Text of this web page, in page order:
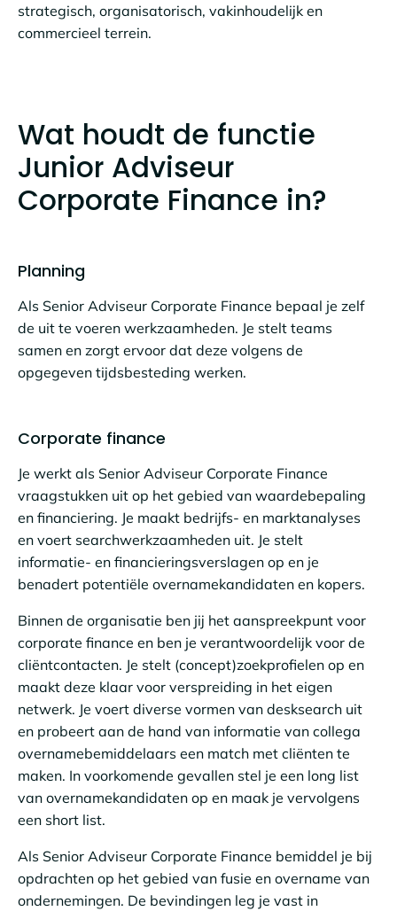
strategisch, organisatorisch, vakinhoudelijk en
commercieel terrein.
Wat houdt de functie
Junior Adviseur
Corporate Finance in?
Planning
Als Senior Adviseur Corporate Finance bepaal je zelf
de uit te voeren werkzaamheden. Je stelt teams
samen en zorgt ervoor dat deze volgens de
opgegeven tijdsbesteding werken.
Corporate finance
Je werkt als Senior Adviseur Corporate Finance
vraagstukken uit op het gebied van waardebepaling
en financiering. Je maakt bedrijfs- en marktanalyses
en voert searchwerkzaamheden uit. Je stelt
informatie- en financieringsverslagen op en je
benadert potentiële overnamekandidaten en kopers.
Binnen de organisatie ben jij het aanspreekpunt voor
corporate finance en ben je verantwoordelijk voor de
cliëntcontacten. Je stelt (concept)zoekprofielen op en
maakt deze klaar voor verspreiding in het eigen
netwerk. Je voert diverse vormen van desksearch uit
en probeert aan de hand van informatie van collega
overnamebemiddelaars een match met cliënten te
maken. In voorkomende gevallen stel je een long list
van overnamekandidaten op en maak je vervolgens
een short list.
Als Senior Adviseur Corporate Finance bemiddel je bij
opdrachten op het gebied van fusie en overname van
ondernemingen. De bevindingen leg je vast in